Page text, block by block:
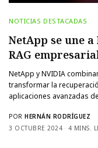
NOTICIAS DESTACADAS
NetApp se une
RAG
NetApp y NVIDIA
transformar la
aplicaciones avanzadas
POR HERNÁN RODRÍGUEZ
3 OCTUBRE 2024
4 MINS.